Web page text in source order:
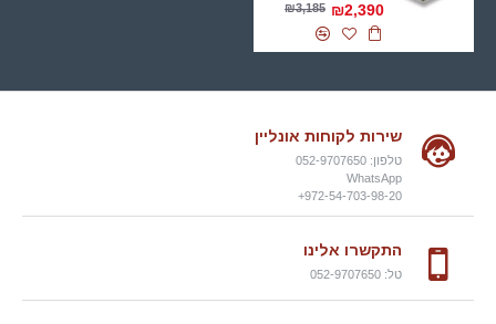
₪2,390
₪3,185
שירות לקוחות אונליין
טלפון: 052-9707650
WhatsApp
972-54-703-98-20+
התקשרו אלינו
טל: 052-9707650